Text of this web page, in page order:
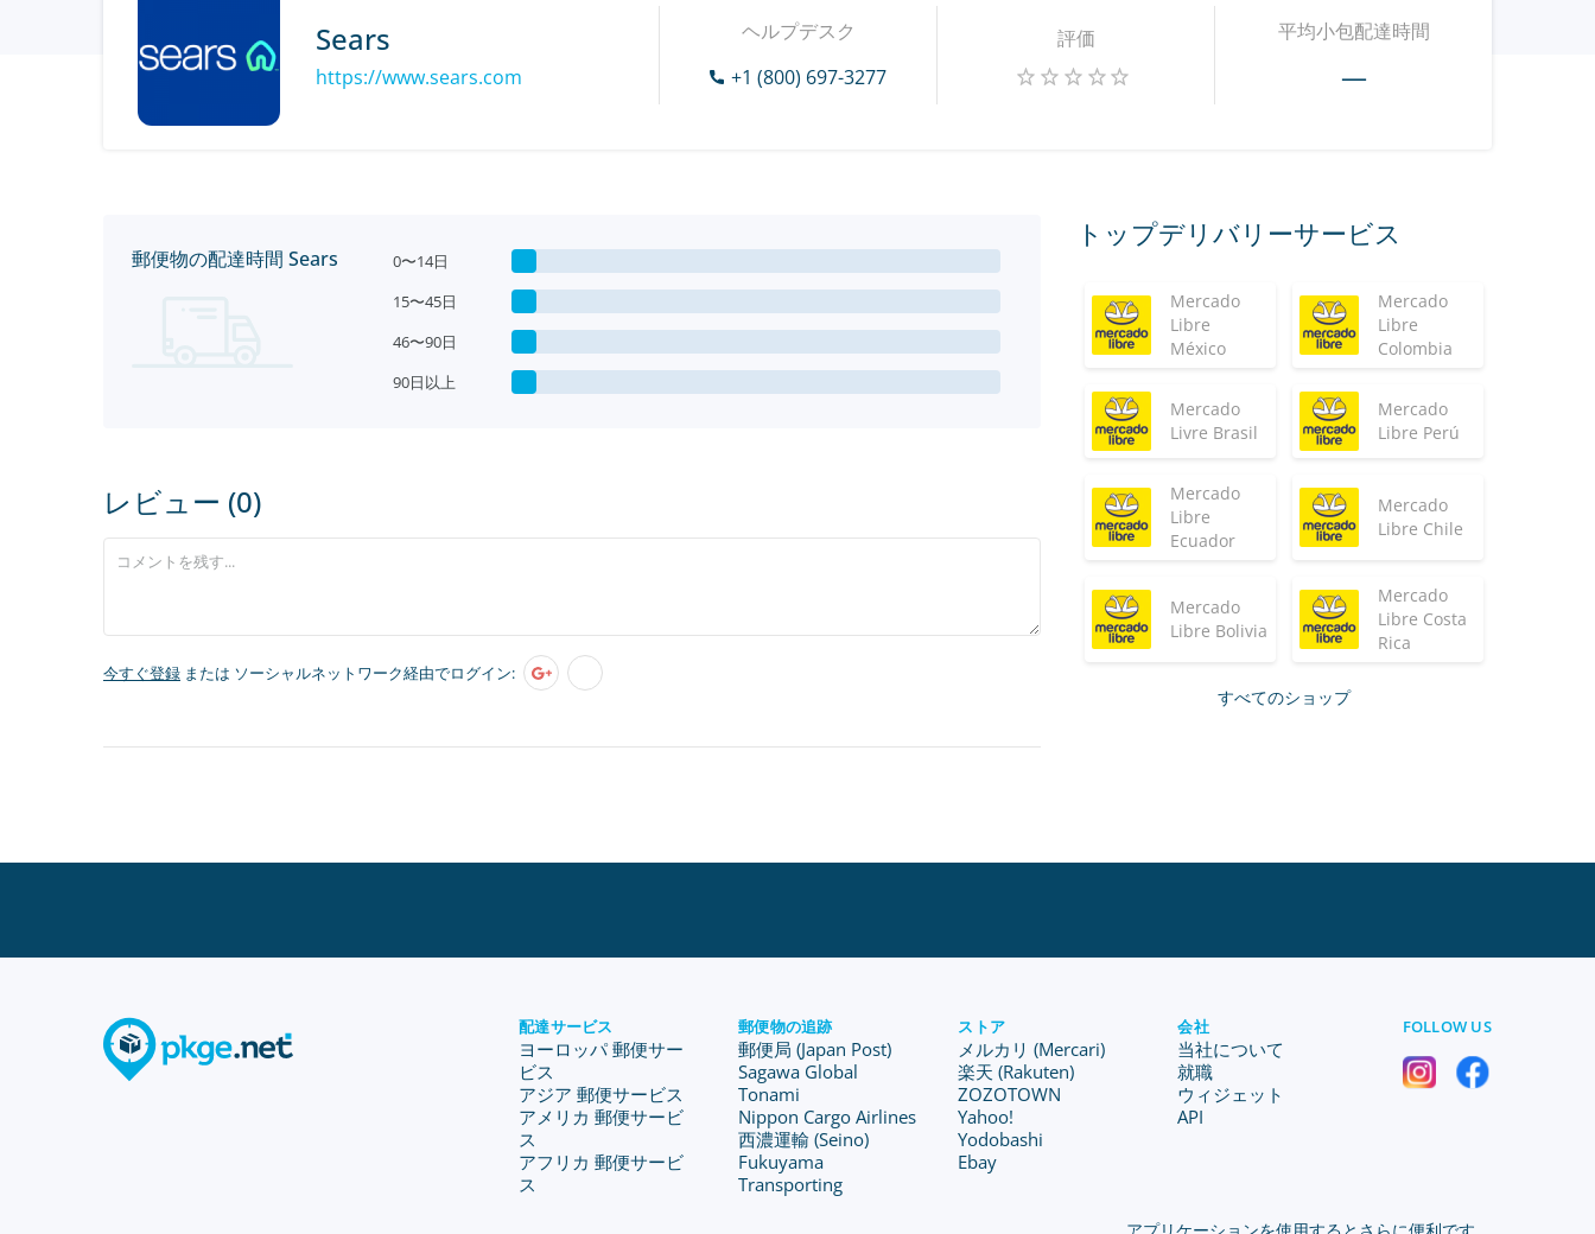
Sears
https://www.sears.com
ヘルプデスク
+1 (800) 697-3277
評価 平均小包配達時間
—
郵便物の配達時間 Sears
0〜14日
15〜45日
46〜90日
90日以上
レビュー (0)
今すぐ登録 または ソーシャルネットワーク経由でログイン:
トップデリバリーサービス
Mercado
Libre
México
Mercado
Libre
Colombia
Mercado
Livre Brasil
Mercado
Libre Perú
Mercado
Libre
Ecuador
Mercado
Libre Chile
Mercado
Libre Bolivia
Mercado
Libre Costa
Rica
すべてのショップ
配達サービス
ヨーロッパ 郵便サー
ビス
アジア 郵便サービス
アメリカ 郵便サービ
ス
アフリカ 郵便サービ
ス
郵便物の追跡
郵便局 (Japan Post)
Sagawa Global
Tonami
Nippon Cargo Airlines
西濃運輸 (Seino)
Fukuyama
Transporting
ストア
メルカリ (Mercari)
楽天 (Rakuten)
ZOZOTOWN
Yahoo!
Yodobashi
Ebay
会社
当社について
就職
ウィジェット
API
FOLLOW US